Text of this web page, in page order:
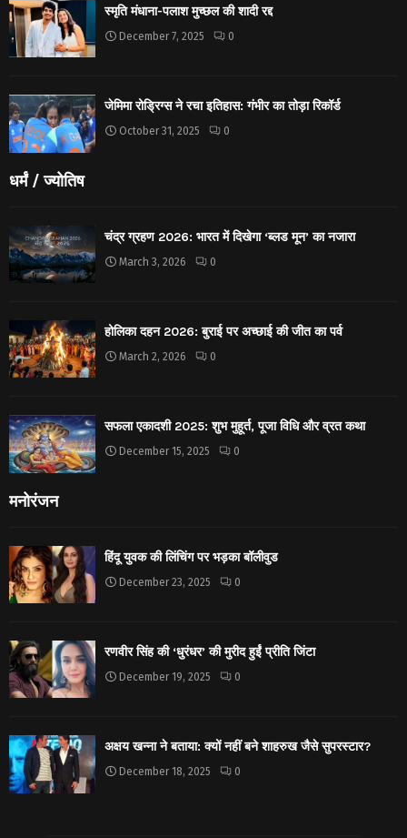
स्मृति मंधाना-पलाश मुच्छल की शादी रद्द
December 7, 2025 0
जेमिमा रोड्रिग्स ने रचा इतिहास: गंभीर का तोड़ा रिकॉर्ड
October 31, 2025 0
धर्मं / ज्योतिष
चंद्र ग्रहण 2026: भारत में दिखेगा ‘ब्लड मून’ का नजारा
March 3, 2026 0
होलिका दहन 2026: बुराई पर अच्छाई की जीत का पर्व
March 2, 2026 0
सफला एकादशी 2025: शुभ मुहूर्त, पूजा विधि और व्रत कथा
December 15, 2025 0
मनोरंजन
हिंदू युवक की लिंचिंग पर भड़का बॉलीवुड
December 23, 2025 0
रणवीर सिंह की ‘धुरंधर’ की मुरीद हुईं प्रीति जिंटा
December 19, 2025 0
अक्षय खन्ना ने बताया: क्यों नहीं बने शाहरुख जैसे सुपरस्टार?
December 18, 2025 0